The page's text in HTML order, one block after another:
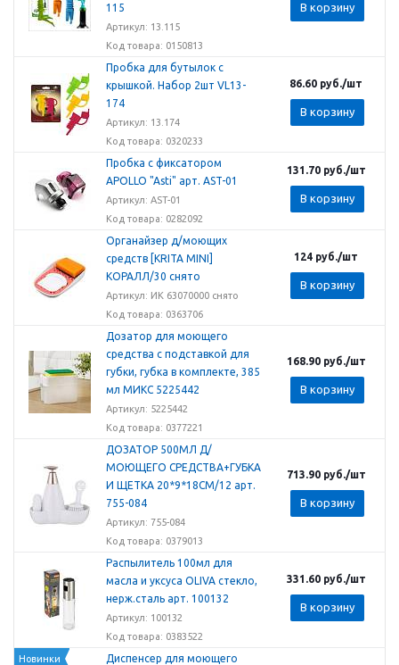
115
Артикул: 13.115
Код товара: 0150813
В корзину
Пробка для бутылок с
крышкой. Набор 2шт VL13-
174
Артикул: 13.174
Код товара: 0320233
86.60 руб./шт
В корзину
Пробка с фиксатором
APOLLO "Asti" арт. AST-01
Артикул: AST-01
Код товара: 0282092
131.70руб./шт
В корзину
Органайзер д/моющих
средств [KRITA MINI]
КОРАЛЛ/30 снято
Артикул: ИК 63070000 снято
Код товара: 0363706
124 руб./шт
В корзину
Дозатор для моющего
средства с подставкой для
губки, губка в комплекте, 385
мл МИКС 5225442
Артикул: 5225442
Код товара: 0377221
168.90руб./шт
В корзину
ДОЗАТОР 500МЛ Д/
МОЮЩЕГО СРЕДСТВА+ГУБКА
И ЩЕТКА 20*9*18СМ/12 арт.
755-084
Артикул: 755-084
Код товара: 0379013
713.90руб./шт
В корзину
Распылитель 100мл для
масла и уксуса OLIVA стекло,
нерж.сталь арт. 100132
Артикул: 100132
Код товара: 0383522
331.60руб./шт
В корзину
Новинки
Диспенсер для моющего